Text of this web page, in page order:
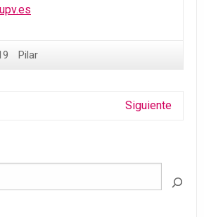
Pilar
Siguiente